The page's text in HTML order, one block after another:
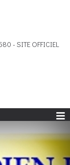
- SITE OFFICIEL